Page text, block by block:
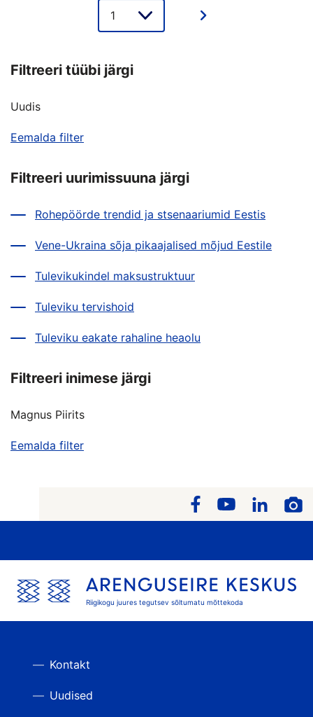
valik
Filtreeri tüübi järgi
Uudis
Eemalda filter
Filtreeri uurimissuuna järgi
Rohepöörde trendid ja stsenaariumid Eestis
Vene-Ukraina sõja pikaajalised mõjud Eestile
Tulevikukindel maksustruktuur
Tuleviku tervishoid
Tuleviku eakate rahaline heaolu
Filtreeri inimese järgi
Magnus Piirits
Eemalda filter
Riigikogu juures tegutsev sõltumatu mõttekoda
Kontakt
Uudised